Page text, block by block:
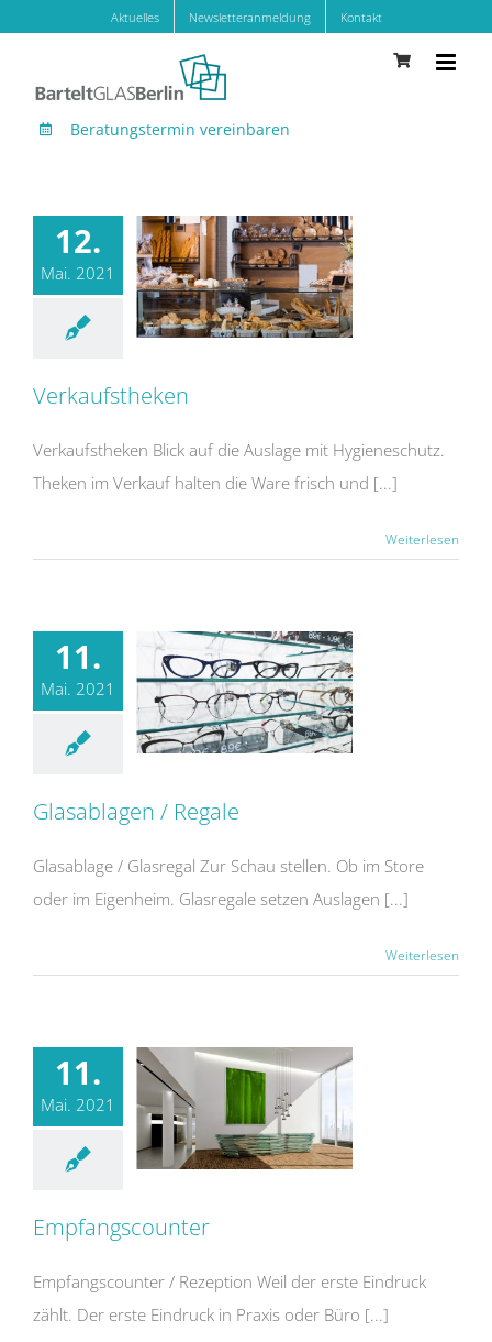
springen
Aktuelles Newsletteranmeldung Kontakt
Beratungstermin vereinbaren
12.
Mai. 2021
Verkaufstheken
Verkaufstheken Blick auf die Auslage mit Hygieneschutz.
Theken im Verkauf halten die Ware frisch und [...]
Weiterlesen
11.
Mai. 2021
Glasablagen / Regale
Glasablage / Glasregal Zur Schau stellen. Ob im Store
oder im Eigenheim. Glasregale setzen Auslagen [...]
Weiterlesen
11.
Mai. 2021
Empfangscounter
Empfangscounter / Rezeption Weil der erste Eindruck
zählt. Der erste Eindruck in Praxis oder Büro [...]